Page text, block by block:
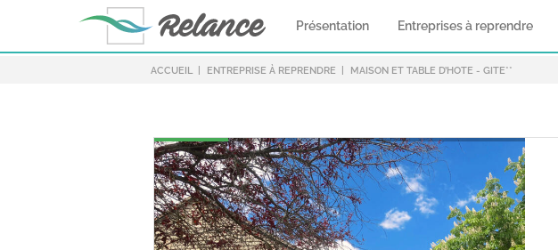
Présentation Entreprises à reprendre
ACCUEIL ENTREPRISE À REPRENDRE MAISON ET TABLE D’HOTE - GITE**